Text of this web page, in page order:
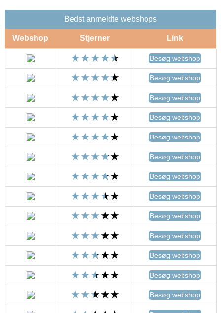
Bedst anmeldte webshops
Webshop Stjerner Link
Besøg webshop
Besøg webshop
Besøg webshop
Besøg webshop
Besøg webshop
Besøg webshop
Besøg webshop
Besøg webshop
Besøg webshop
Besøg webshop
Besøg webshop
Besøg webshop
Besøg webshop